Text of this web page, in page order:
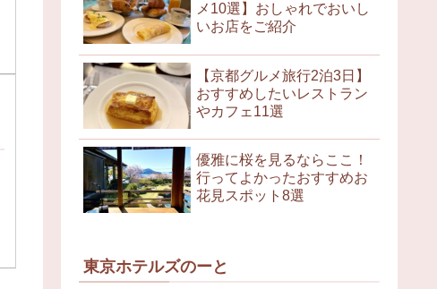
メ10選】おしゃれでおいし
いお店をご紹介
【京都グルメ旅行2泊3日】
おすすめしたいレストラン
やカフェ11選
優雅に桜を見るならここ！
行ってよかったおすすめお
花見スポット8選
東京ホテルズのーと